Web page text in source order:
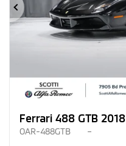
Précédent
Ferrari 488 GTB 2018
OAR-488GTB –